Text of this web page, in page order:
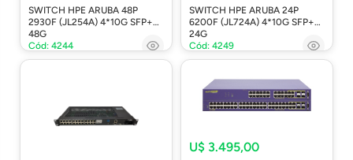
SWITCH HPE ARUBA 48P
2930F (JL254A) 4*10G SFP+
48G
Cód: 4244
SWITCH HPE ARUBA 24P
6200F (JL724A) 4*10G SFP+
24G
Cód: 4249
U$ 3.495,00